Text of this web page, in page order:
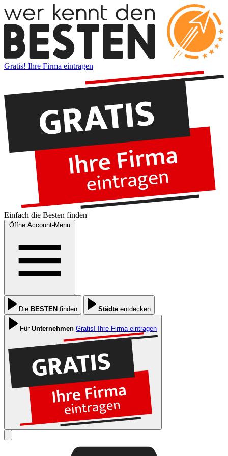
Gratis! Ihre Firma eintragen
Einfach die Besten finden
Öffne Account-Menu
Die BESTEN finden Städte entdecken
Für Unternehmen Gratis! Ihre Firma eintragen